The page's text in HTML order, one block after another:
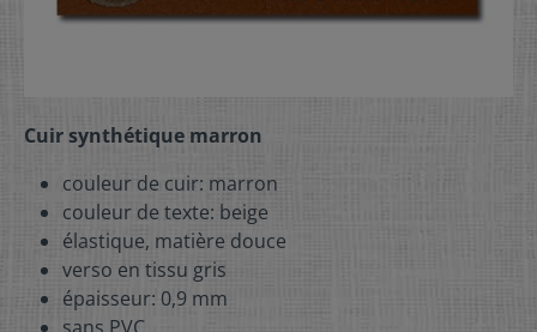
Cuir synthétique marron
couleur de cuir: marron
couleur de texte: beige
élastique, matière douce
verso en tissu gris
épaisseur: 0,9 mm